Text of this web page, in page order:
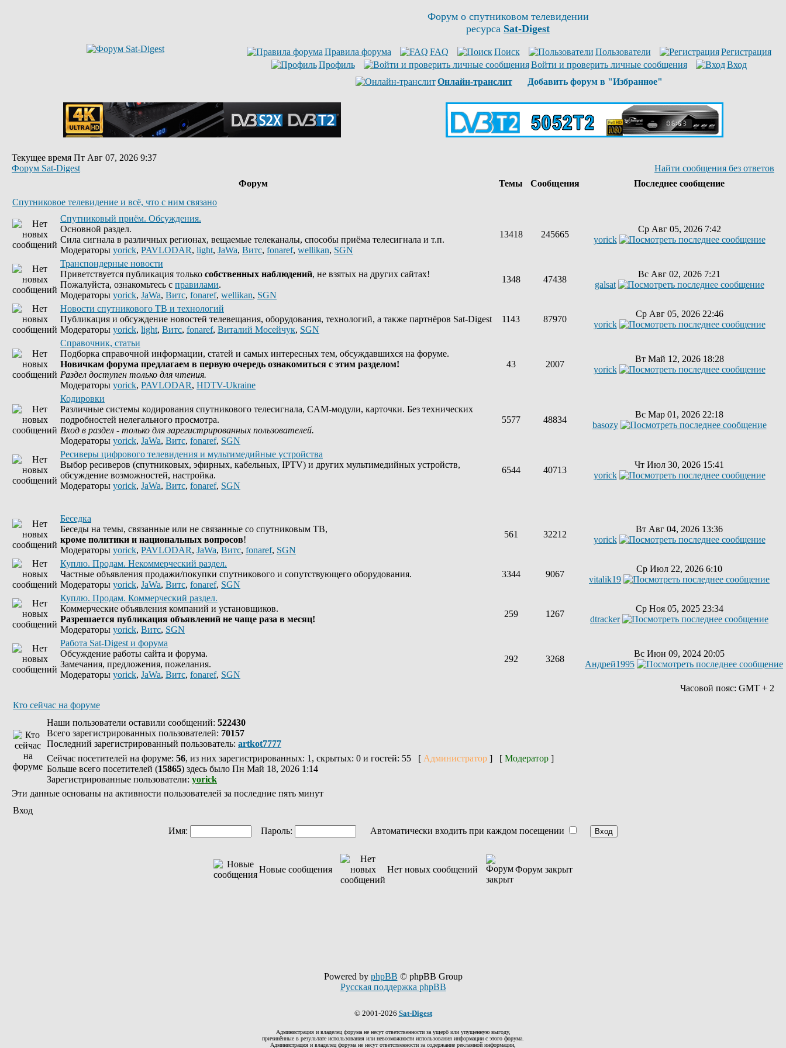
Форум о спутниковом телевидении
ресурса Sat-Digest
Правила форума FAQ Поиск Пользователи
Регистрация
Профиль
Войти и проверить личные сообщения
Вход
Онлайн-транслит
Добавить форум в "Избранное"
Текущее время Пт Авг 07, 2026 9:37
Форум Sat-Digest
Найти сообщения без ответов
Форум
Темы Сообщения
Последнее сообщение
Спутниковое телевидение и всё, что с ним связано
Спутниковый приём. Обсуждения.
Основной раздел.
Сила сигнала в различных регионах, вещаемые телеканалы, способы приёма телесигнала и т.п.
Модераторы yorick, PAVLODAR, light, JaWa, Витс, fonaref, wellikan, SGN
13418 245665
Ср Авг 05, 2026 7:42
yorick
Транспондерные новости
Приветствуется публикация только собственных наблюдений, не взятых на других сайтах!
Пожалуйста, ознакомьтесь с правилами.
Модераторы yorick, JaWa, Витс, fonaref, wellikan, SGN
1348 47438
Вс Авг 02, 2026 7:21
galsat
Новости спутникового ТВ и технологий
Публикация и обсуждение новостей телевещания, оборудования, технологий, а также партнёров Sat-Digest
Модераторы yorick, light, Витс, fonaref, Виталий Мосейчук, SGN
1143 87970
Ср Авг 05, 2026 22:46
yorick
Справочник, статьи
Подборка справочной информации, статей и самых интересных тем, обсуждавшихся на форуме.
Новичкам форума предлагаем в первую очередь ознакомиться с этим разделом!
Раздел доступен только для чтения.
Модераторы yorick, PAVLODAR, HDTV-Ukraine
43 2007
Вт Май 12, 2026 18:28
yorick
Кодировки
Различные системы кодирования спутникового телесигнала, CAM-модули, карточки. Без технических
подробностей нелегального просмотра.
Вход в раздел - только для зарегистрированных пользователей.
Модераторы yorick, JaWa, Витс, fonaref, SGN
5577 48834
Вс Мар 01, 2026 22:18
basozy
Ресиверы цифрового телевидения и мультимедийные устройства
Выбор ресиверов (спутниковых, эфирных, кабельных, IPTV) и других мультимедийных устройств,
обсуждение возможностей, настройка.
Модераторы yorick, JaWa, Витс, fonaref, SGN
6544 40713
Чт Июл 30, 2026 15:41
yorick
Беседка
Беседы на темы, связанные или не связанные со спутниковым ТВ,
кроме политики и национальных вопросов!
Модераторы yorick, PAVLODAR, JaWa, Витс, fonaref, SGN
561 32212
Вт Авг 04, 2026 13:36
yorick
Куплю. Продам. Некоммерческий раздел.
Частные объявления продажи/покупки спутникового и сопутствующего оборудования.
Модераторы yorick, JaWa, Витс, fonaref, SGN
3344 9067
Ср Июл 22, 2026 6:10
vitalik19
Куплю. Продам. Коммерческий раздел.
Коммерческие объявления компаний и установщиков.
Разрешается публикация объявлений не чаще раза в месяц!
Модераторы yorick, Витс, SGN
259 1267
Ср Ноя 05, 2025 23:34
dtracker
Работа Sat-Digest и форума
Обсуждение работы сайта и форума.
Замечания, предложения, пожелания.
Модераторы yorick, JaWa, Витс, fonaref, SGN
292 3268
Вс Июн 09, 2024 20:05
Андрей1995
Часовой пояс: GMT + 2
Кто сейчас на форуме
Наши пользователи оставили сообщений: 522430
Всего зарегистрированных пользователей: 70157
Последний зарегистрированный пользователь: artkot7777
Сейчас посетителей на форуме: 56, из них зарегистрированных: 1, скрытых: 0 и гостей: 55 [ Администратор ] [ Модератор ]
Больше всего посетителей (15865) здесь было Пн Май 18, 2026 1:14
Зарегистрированные пользователи: yorick
Эти данные основаны на активности пользователей за последние пять минут
Вход
Имя: Пароль: Автоматически входить при каждом посещении
Новые сообщения Нет новых сообщений Форум закрыт
Powered by phpBB © phpBB Group
Русская поддержка phpBB
© 2001-2026 Sat-Digest
Администрация и владелец форума не несут ответственности за ущерб или упущенную выгоду,
причинённые в результате использования или невозможности использования информации с этого форума.
Администрация и владелец форума не несут ответственности за содержание рекламной информации,